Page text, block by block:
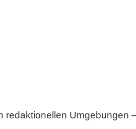
redaktionellen